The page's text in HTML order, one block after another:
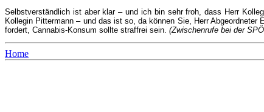
Selbstverständlich ist aber klar – und ich bin sehr froh, dass Herr
Kollegin Pittermann – und das ist so, da können Sie, Herr
fordert, Cannabis-Konsum sollte straffrei sein. (Zwischenrufe bei der
Home